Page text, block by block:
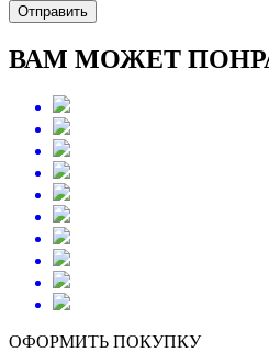
Отправить
ВАМ МОЖЕТ
ОФОРМИТЬ ПОКУПКУ